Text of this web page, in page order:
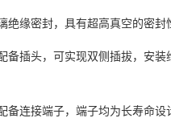
绝缘密封，具有超高真空的密封
备插头，可实现双侧插拔，安
备连接端子，端子均为长寿命设